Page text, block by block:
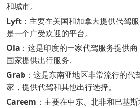
和城市。
Lyft ：主要在美国和加拿大提供代驾
是一个广受欢迎的平台。
Ola ：这是印度的一家代驾服务提供
国家提供出行服务。
Grab ：这是东南亚地区非常流行的代
家，提供代驾和其他出行选择。
Careem ：主要在中东、北非和巴基